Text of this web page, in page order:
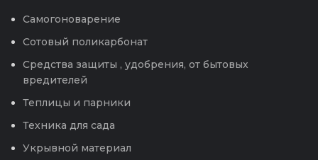
Самогоноварение
Сотовый поликарбонат
Средства защиты , удобрения, от бытовых
вредителей
Теплицы и парники
Техника для сада
Укрывной материал